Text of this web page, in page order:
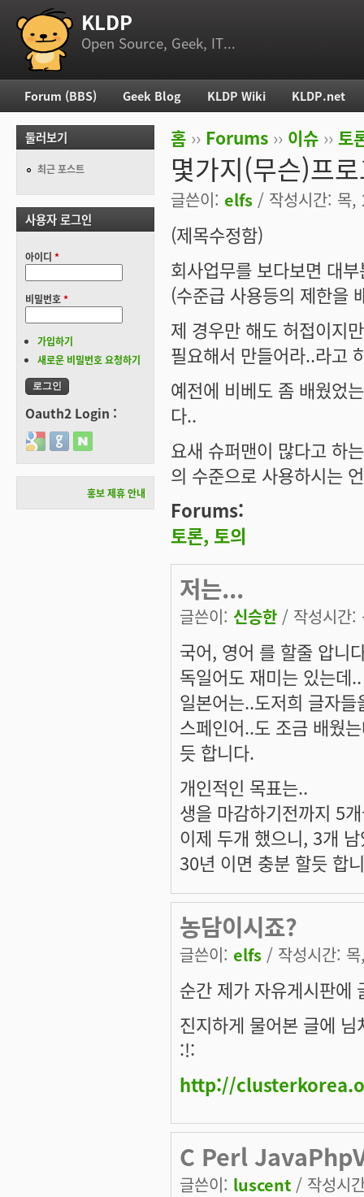
부 메뉴 KLDP
Open Source, Geek, IT...
현재 위치
홈 ›› Forums ›› 이슈 ›› 토
몇가지(무슨)프
글쓴이: elfs / 작성시간: 목
(제목수정함)
회사업무를 보다보면 대
(수준급 사용등의 제한을
제 경우만 해도 허접이지
필요해서 만들어라..라고
예전에 비베도 좀 배웠었
다..
요새 슈퍼맨이 많다고 하
의 수준으로 사용하시는
Forums:
토론, 토의
저는...
글쓴이: 신승한 / 작성시간
국어, 영어 를 할줄 압니
독일어도 재미는 있는데
일본어는..도저희 글자
스페인어..도 조금 배웠
듯 합니다.
개인적인 목표는..
생을 마감하기전까지 5
이제 두개 했으니, 3개
30년 이면 충분 할듯 합
농담이시죠?
글쓴이: elfs / 작성시간:
순간 제가 자유게시판에
진지하게 물어본 글에
:!:
http://
C Perl
글쓴이: luscent / 작성시
주 메뉴
Forum (BBS) Geek Blog KLDP Wiki KLDP.net
둘러보기
최근 포스트
사용자 로그인
아이디 *
비밀번호*
가입하기
새로운 비밀번호 요청하기
Oauth2 Login :
Login with Google
Login with GitHub
Login with Naver
홍보 제휴 안내